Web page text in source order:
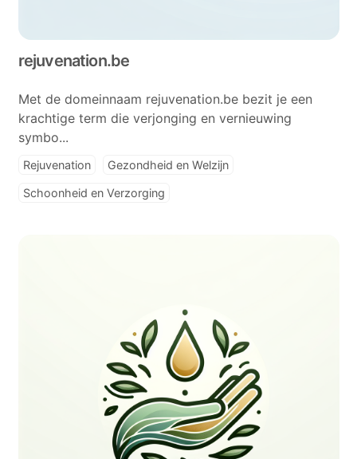
rejuvenation.be
Met de domeinnaam rejuvenation.be bezit je een
krachtige term die verjonging en vernieuwing
symbo...
Rejuvenation Gezondheid en Welzijn
Schoonheid en Verzorging